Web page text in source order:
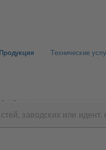
Продукция Технические